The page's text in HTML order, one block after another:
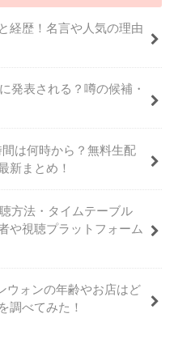
経歴！名言や人気の理由
発表される？噂の候補・
間は何時から？無料生配
新まとめ！
方法・タイムテーブル
や視聴プラットフォーム
ウォンの年齢やお店はど
調べてみた！